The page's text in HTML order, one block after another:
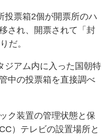
投票箱2個が開票所のハ
され、開票されて「封
だ。
ジアム内に入った国朝特
中の投票箱を直接調べ
ク装置の管理状態と保
）テレビの設置場所と